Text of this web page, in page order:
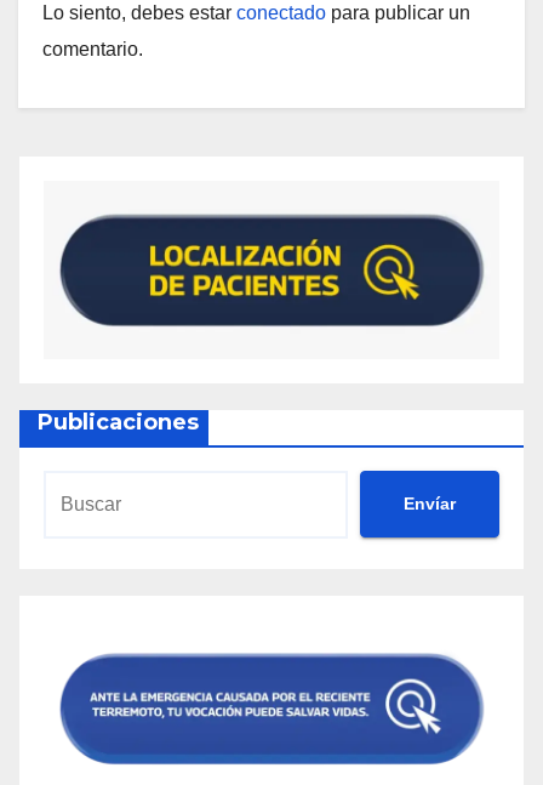
Lo siento, debes estar conectado para publicar un
comentario.
Publicaciones
Envíar